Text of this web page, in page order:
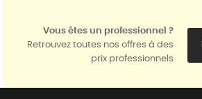
Vous êtes un professionnel ?
Retrouvez toutes nos offres à des
prix professionnels